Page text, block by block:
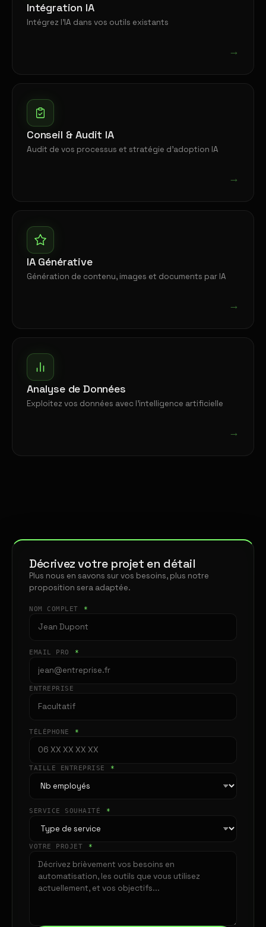
Intégration IA
Intégrez l'IA dans vos outils existants
→
Conseil & Audit IA
Audit de vos processus et stratégie d'adoption IA
→
IA Générative
Génération de contenu, images et documents par IA
→
Analyse de Données
Exploitez vos données avec l'intelligence artificielle
→
Décrivez votre projet en détail
Plus nous en savons sur vos besoins, plus notre
proposition sera adaptée.
NOM COMPLET *
EMAIL PRO *
ENTREPRISE
TÉLÉPHONE *
TAILLE ENTREPRISE *
SERVICE SOUHAITÉ *
VOTRE PROJET *